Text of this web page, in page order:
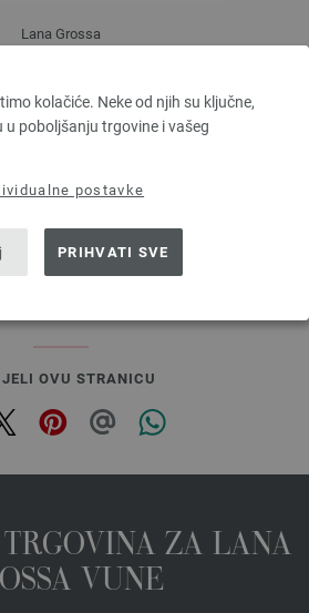
kolačiće. Neke od njih su ključne,
u poboljšanju trgovine i vašeg
postavke
PRIHVATI SVE
Lana Grossa
otprilike 55 m / 50 g
Većina igle: 7 - 8
4,41 $
za dostavu, Osnovna cijena:
OVU STRANICU
ZA LANA
VUNE